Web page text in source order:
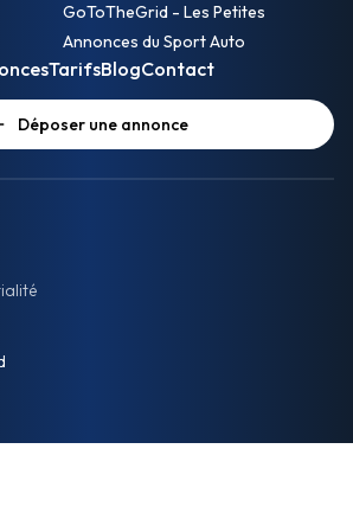
GoToTheGrid - Les Petites
Annonces du Sport Auto
TarifsBlogContact
Déposer une annonce